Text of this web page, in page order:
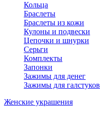
Кольца
Браслеты
Браслеты из кожи
Кулоны и подвески
Цепочки и шнурки
Серьги
Комплекты
Запонки
Зажимы для денег
Зажимы для галстуков
Женские украшения